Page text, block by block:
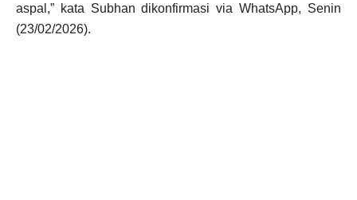
aspal,” kata Subhan dikonfirmasi via WhatsApp, Senin
(23/02/2026).